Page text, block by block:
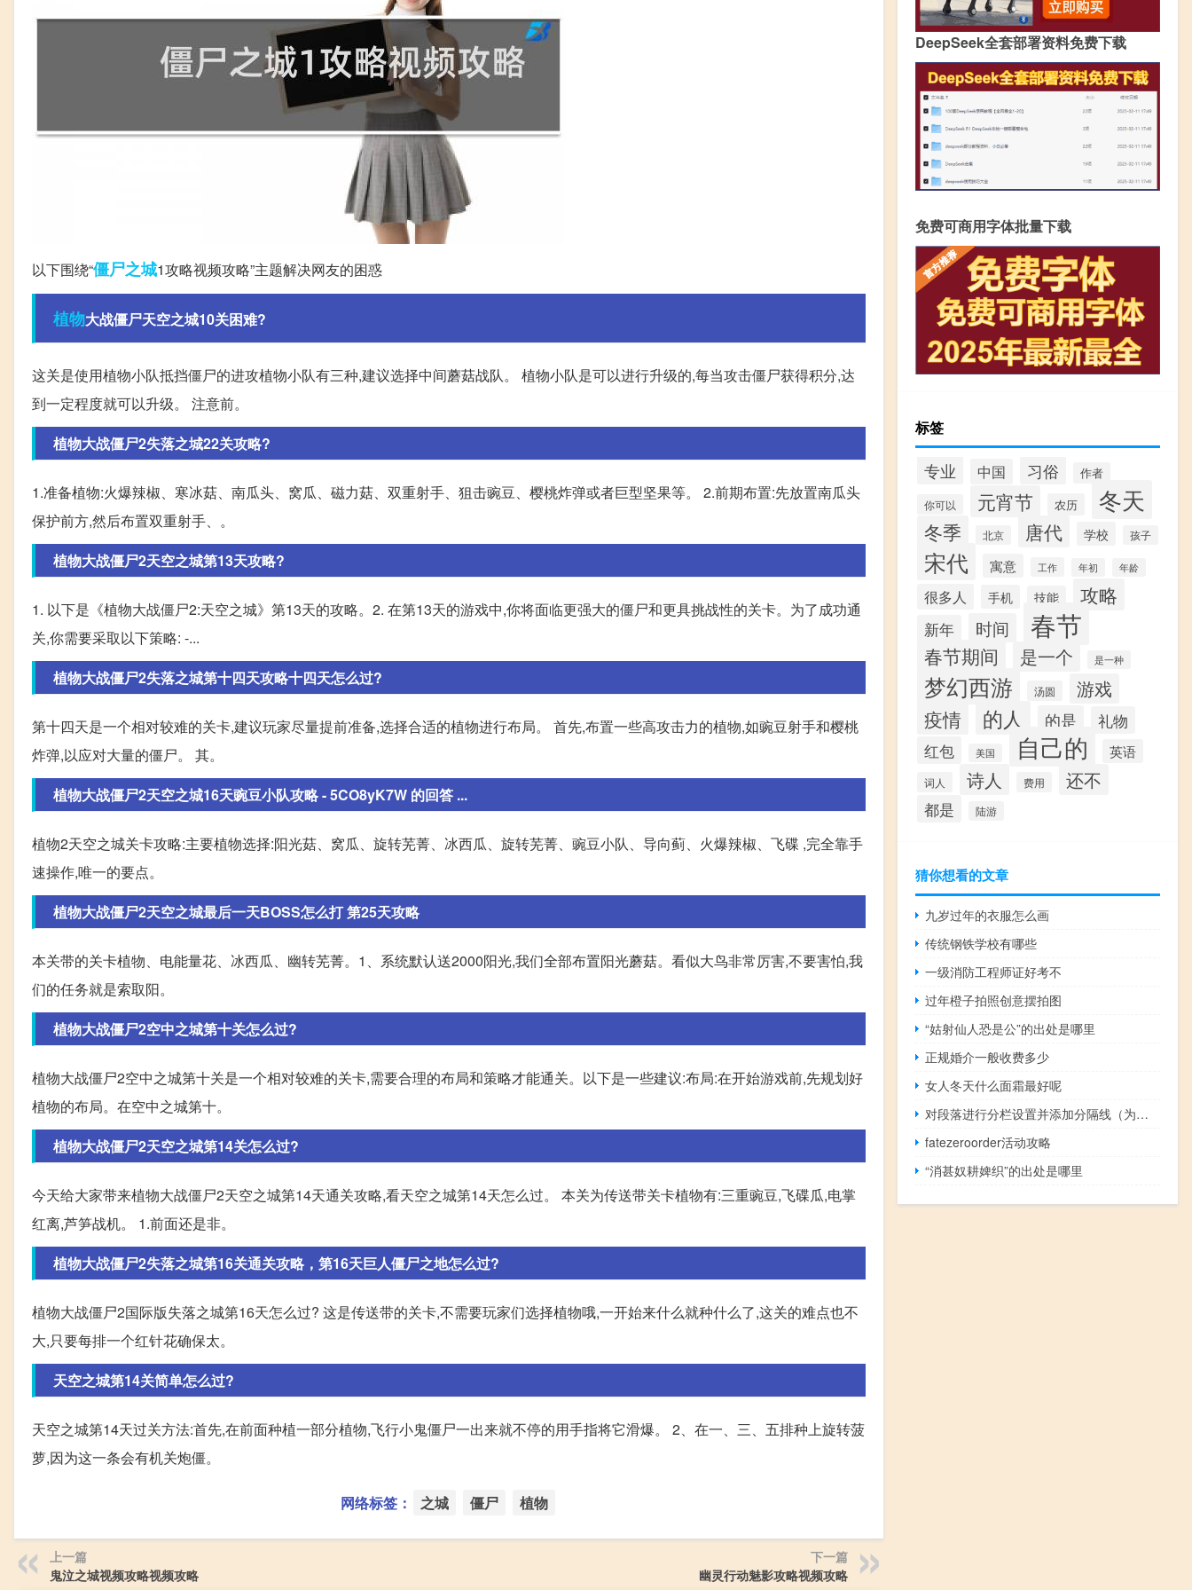
以下围绕“僵尸之城1攻略视频攻略”主题解决网友的困惑
植物大战僵尸天空之城10关困难?
这关是使用植物小队抵挡僵尸的进攻植物小队有三种,建议选择中间蘑菇战队。 植物小队是可以进行升级的,每当攻击僵尸获得积分,达
到一定程度就可以升级。 注意前。
植物大战僵尸2失落之城22关攻略?
1.准备植物:火爆辣椒、寒冰菇、南瓜头、窝瓜、磁力菇、双重射手、狙击豌豆、樱桃炸弹或者巨型坚果等。 2.前期布置:先放置南瓜头
保护前方,然后布置双重射手、。
植物大战僵尸2天空之城第13天攻略?
1. 以下是《植物大战僵尸2:天空之城》第13天的攻略。2. 在第13天的游戏中,你将面临更强大的僵尸和更具挑战性的关卡。为了成功通
关,你需要采取以下策略: -...
植物大战僵尸2失落之城第十四天攻略十四天怎么过?
第十四天是一个相对较难的关卡,建议玩家尽量提前准备,选择合适的植物进行布局。 首先,布置一些高攻击力的植物,如豌豆射手和樱桃
炸弹,以应对大量的僵尸。 其。
植物大战僵尸2天空之城16天豌豆小队攻略 - 5CO8yK7W 的回答 ...
植物2天空之城关卡攻略:主要植物选择:阳光菇、窝瓜、旋转芜菁、冰西瓜、旋转芜菁、豌豆小队、导向蓟、火爆辣椒、飞碟 ,完全靠手
速操作,唯一的要点。
植物大战僵尸2天空之城最后一天BOSS怎么打 第25天攻略
本关带的关卡植物、电能量花、冰西瓜、幽转芜菁。1、系统默认送2000阳光,我们全部布置阳光蘑菇。看似大鸟非常厉害,不要害怕,我
们的任务就是索取阳。
植物大战僵尸2空中之城第十关怎么过?
植物大战僵尸2空中之城第十关是一个相对较难的关卡,需要合理的布局和策略才能通关。以下是一些建议:布局:在开始游戏前,先规划好
植物的布局。在空中之城第十。
植物大战僵尸2天空之城第14关怎么过?
今天给大家带来植物大战僵尸2天空之城第14天通关攻略,看天空之城第14天怎么过。 本关为传送带关卡植物有:三重豌豆,飞碟瓜,电掌
红离,芦笋战机。 1.前面还是非。
植物大战僵尸2失落之城第16关通关攻略，第16天巨人僵尸之地怎么过?
植物大战僵尸2国际版失落之城第16天怎么过? 这是传送带的关卡,不需要玩家们选择植物哦,一开始来什么就种什么了,这关的难点也不
大,只要每排一个红针花确保太。
天空之城第14关简单怎么过?
天空之城第14天过关方法:首先,在前面种植一部分植物,飞行小鬼僵尸一出来就不停的用手指将它滑爆。 2、在一、三、五排种上旋转菠
萝,因为这一条会有机关炮僵。
网络标签： 之城 僵尸 植物
上一篇
鬼泣之城视频攻略视频攻略
下一篇
幽灵行动魅影攻略视频攻略
DeepSeek全套部署资料免费下载
免费可商用字体批量下载
标签
专业 中国 习俗 作者
你可以 元宵节 农历 冬天
冬季 北京 唐代 学校 孩子
宋代 寓意 工作 年初 年龄
很多人 手机 技能 攻略
新年 时间 春节
春节期间 是一个 是一种
梦幻西游 汤圆 游戏
疫情 的人 的是
礼物
红包
美国 自己的 英语
词人 诗人 费用 还不
都是 陆游
猜你想看的文章
九岁过年的衣服怎么画
传统钢铁学校有哪些
一级消防工程师证好考不
过年橙子拍照创意摆拍图
“姑射仙人恐是公”的出处是哪里
正规婚介一般收费多少
女人冬天什么面霜最好呢
对段落进行分栏设置并添加分隔线（为正文设置分栏）
fatezeroorder活动攻略
“消甚奴耕婢织”的出处是哪里